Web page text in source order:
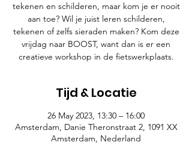
tekenen en schilderen, maar kom je er nooit
aan toe? Wil je juist leren schilderen,
tekenen of zelfs sieraden maken? Kom deze
vrijdag naar BOOST, want dan is er een
creatieve workshop in de fietswerkplaats.
Tijd & Locatie
26 May 2023, 13:30 – 16:00
Amsterdam, Danie Theronstraat 2, 1091 XX
Amsterdam, Nederland